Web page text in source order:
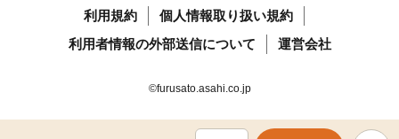
利用規約
個人情報取り扱い規約
利用者情報の外部送信について
運営会社
©furusato.asahi.co.jp